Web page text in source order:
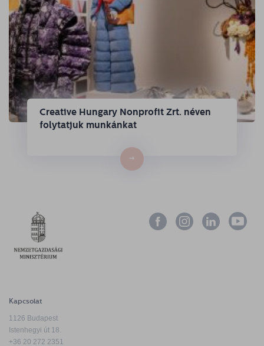
Creative Hungary Nonprofit Zrt. néven
folytatjuk munkánkat
→
Kapcsolat
1126 Budapest
Istenhegyi út 18.
+36 20 272 2351